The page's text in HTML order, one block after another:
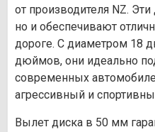
от производителя NZ.
но и обеспечивают
дороге. С диаметром 18
дюймов, они идеально
современных
агрессивный и
Вылет диска в 50 мм